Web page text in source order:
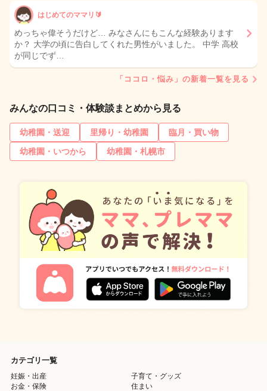
はじめてのママリ🔰
めっちゃ偉そうだけど… みなさんにもこんな経験あります
か？ 大学の頃に告白してくれた男性がいました。 中学 高校
が同じでず…
「ココロ・悩み」の新着一覧を見る
みんなの口コミ・体験談まとめから見る
幼稚園・送迎 里帰り・幼稚園
臨月・買い物
幼稚園・いつから
幼稚園・札幌市
カテゴリ一覧
妊娠・出産
子育て・グッズ
お金・保険
住まい